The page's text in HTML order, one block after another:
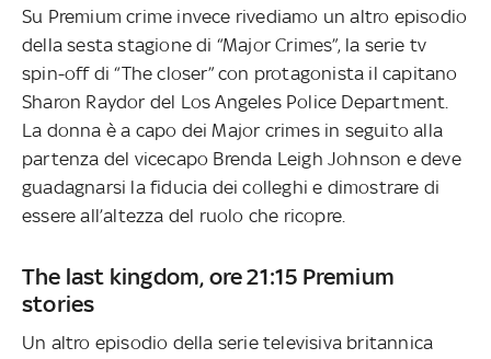
Su Premium crime invece rivediamo un altro episodio
della sesta stagione di “Major Crimes”, la serie tv
spin-off di “The closer” con protagonista il capitano
Sharon Raydor del Los Angeles Police Department.
La donna è a capo dei Major crimes in seguito alla
partenza del vicecapo Brenda Leigh Johnson e deve
guadagnarsi la fiducia dei colleghi e dimostrare di
essere all’altezza del ruolo che ricopre.
The last kingdom, ore 21:15 Premium
stories
Un altro episodio della serie televisiva britannica